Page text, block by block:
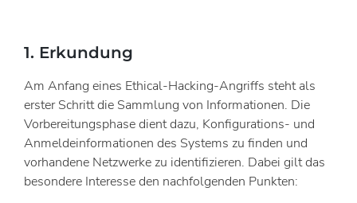
1. Erkundung
Am Anfang eines Ethical-Hacking-Angriffs steht als
erster Schritt die Sammlung von Informationen. Die
Vorbereitungsphase dient dazu, Konfigurations- und
Anmeldeinformationen des Systems zu finden und
vorhandene Netzwerke zu identifizieren. Dabei gilt das
besondere Interesse den nachfolgenden Punkten: